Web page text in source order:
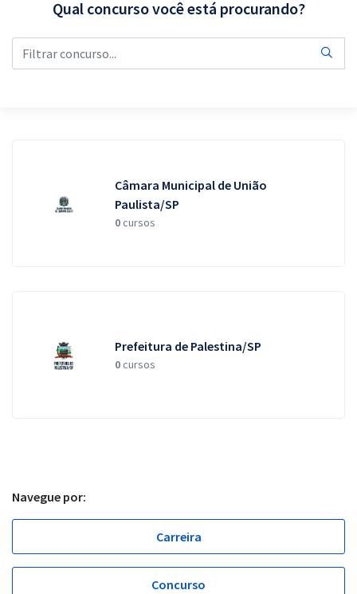
Conteúdo gratuito
Qual concurso você está procurando?
Câmara Municipal de União
Paulista/SP
0cursos
Prefeitura de Palestina/SP
0cursos
Navegue por:
Carreira
Concurso